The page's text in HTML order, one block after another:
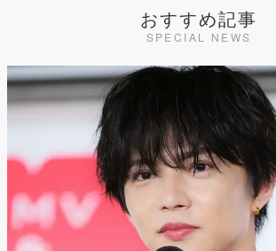
おすすめ記事
SPECIAL NEWS